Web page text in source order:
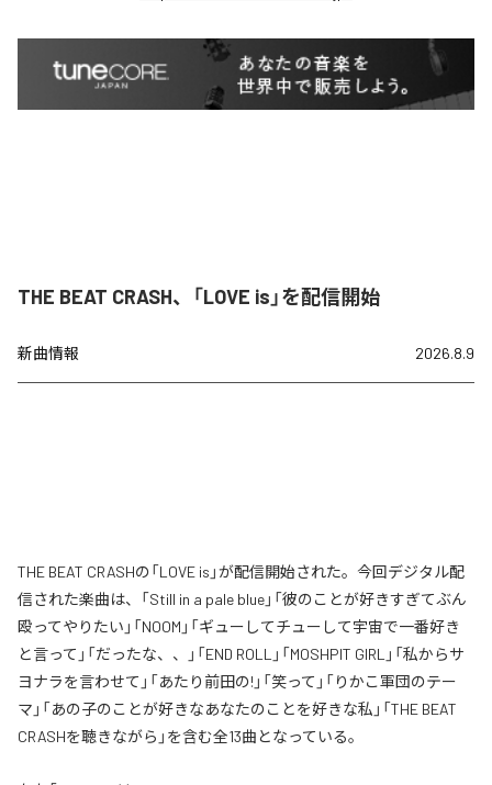
THE BEAT CRASH、「LOVE is」を配信開始
新曲情報 2026.8.9
THE BEAT CRASHの「LOVE is」が配信開始された。今回デジタル配
信された楽曲は、「Still in a pale blue」「彼のことが好きすぎてぶん
殴ってやりたい」「NOOM」「ギューしてチューして宇宙で一番好き
と言って」「だったな、、」「END ROLL」「MOSHPIT GIRL」「私からサ
ヨナラを言わせて」「あたり前田の!」「笑って」「りかこ軍団のテー
マ」「あの子のことが好きなあなたのことを好きな私」「THE BEAT
CRASHを聴きながら」を含む全13曲となっている。